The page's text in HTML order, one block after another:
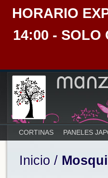
HORARIO
14:00 - SOLO
CORTINAS PANELES
Inicio /